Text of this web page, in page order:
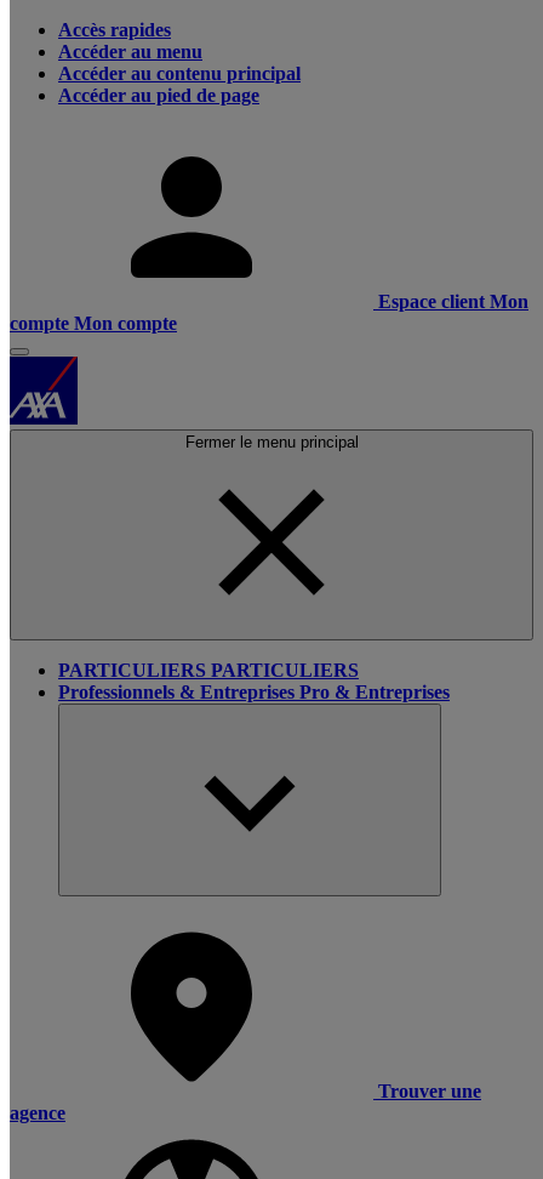
Accès rapides
Accéder au menu
Accéder au contenu principal
Accéder au pied de page
Espace client Mon
compte Mon compte
Fermer le menu principal
PARTICULIERS PARTICULIERS
Professionnels & Entreprises Pro & Entreprises
Trouver une
agence